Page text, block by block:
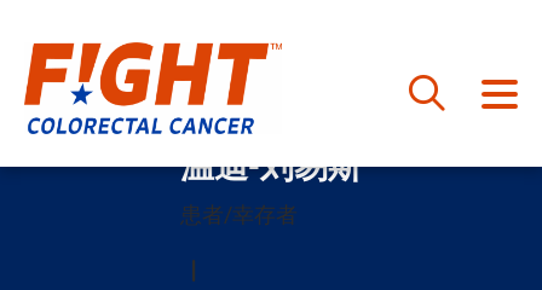
至
温迪-刘易斯
患者/幸存者